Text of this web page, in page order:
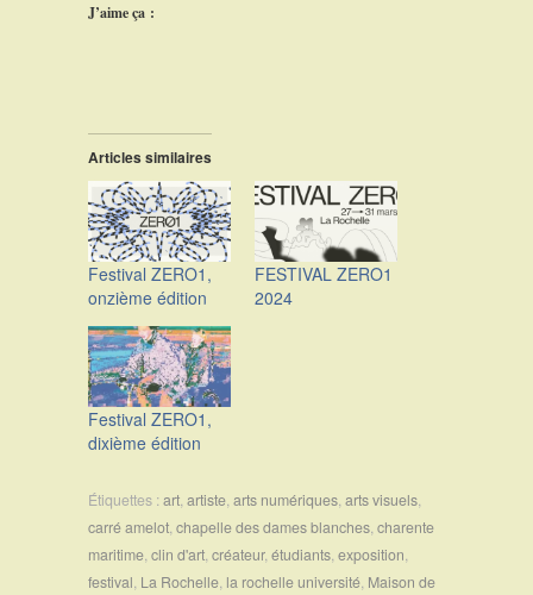
J’aime ça :
Articles similaires
Festival ZERO1,
onzième édition
FESTIVAL ZERO1
2024
Festival ZERO1,
dixième édition
Étiquettes :art,artiste,arts numériques,arts visuels,
carré amelot,chapelle des dames blanches,charente
maritime,clin d'art,créateur,étudiants,exposition,
festival, La Rochelle, la rochelle université, Maison de